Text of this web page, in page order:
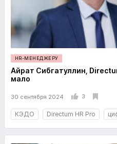
HR-МЕНЕДЖЕРУ
Айрат Сибгатуллин,
мало
30 сентября 2024 3
КЭДО Directum HR Pro